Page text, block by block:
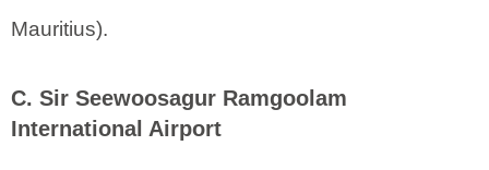
Mauritius).
C. Sir Seewoosagur Ramgoolam
International Airport